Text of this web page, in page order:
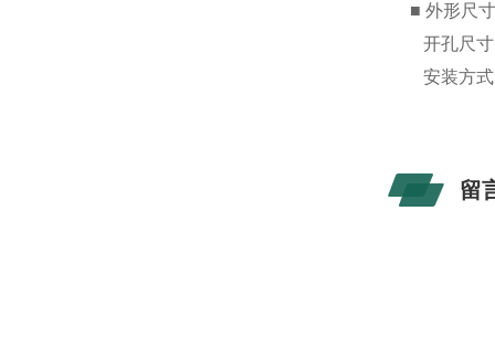
■ 外形尺
开孔尺
安装方
留